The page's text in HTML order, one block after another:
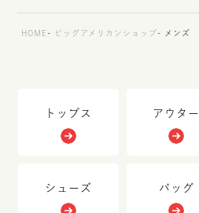
HOME ビッグアメリカンショップ メンズ
トップス アウター
シューズ バッグ